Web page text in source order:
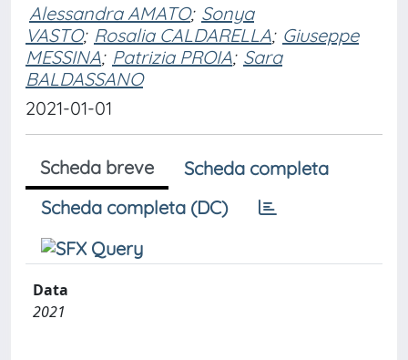
Alessandra AMATO; Sonya
VASTO; Rosalia CALDARELLA; Giuseppe
MESSINA; Patrizia PROIA; Sara
BALDASSANO
2021-01-01
Scheda breve
Scheda completa
Scheda completa (DC)
Data
2021